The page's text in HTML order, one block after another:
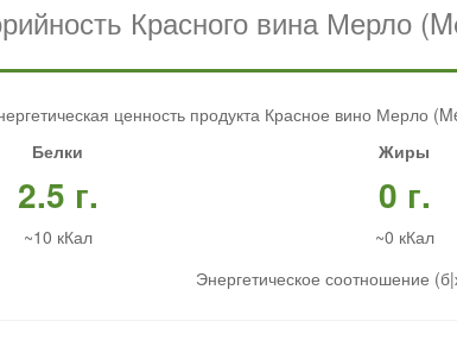
Красного вина Мерло
ценность продукта Красное вино Мерло
Белки
2.5 г.
~10 кКал
Жиры
0 г.
~0 кКал
Энергетическое соотношение